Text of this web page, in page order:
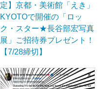
定】京都・美術館「えき」
KYOTOで開催の「ロッ
ク・スター★長谷部宏写真
展」ご招待券プレゼント！
【7/28締切】